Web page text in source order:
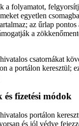
a folyamatot,
egyetlen
az űrlap pontos
a
csatornákat
a portálon keresztül;
fizetési módok
portálon
és jól védve